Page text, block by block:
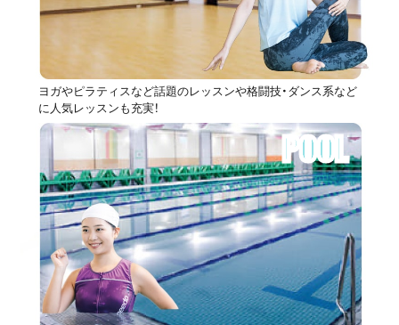
ヨガやピラティスなど話題のレッスンや格闘技・ダンス系など
に人気レッスンも充実！
POOL